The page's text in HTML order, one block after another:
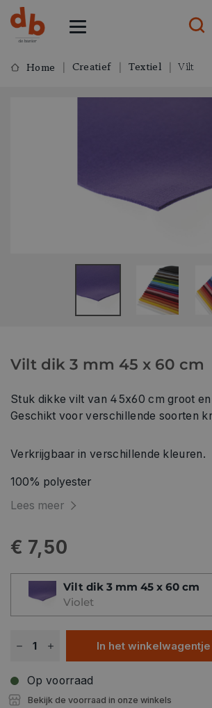
Home Creatief Textiel Vilt
Vilt dik 3 mm 45 x 60 cm
Stuk dikke vilt van 45x60 cm groot en
Geschikt voor verschillende soorten
Verkrijgbaar in verschillende kleuren.
100% polyester
Lees meer
€ 7,50
Vilt dik 3 mm 45 x 60 cm
Violet
In het winkelwagentje
Op voorraad
Bekijk de voorraad in onze winkels